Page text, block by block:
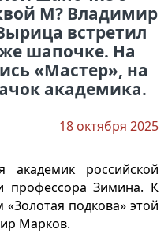
М? Владимир
встретил
шапочке. На
«Мастер», на
академика.
18 октября 2025
российской
профессора Зимина. К
подкова» этой
Марков.